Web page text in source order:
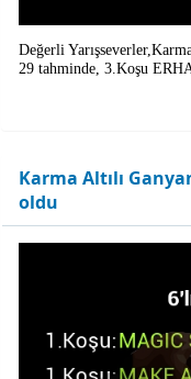
Değerli
29 tahminde, 3.Koşu
Karma Altılı
oldu